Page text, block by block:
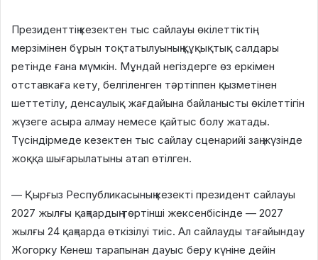
Президенттің кезектен тыс сайлауы өкілеттіктің
мерзімінен бұрын тоқтатылуының құқықтық салдары
ретінде ғана мүмкін. Мұндай негіздерге өз еркімен
отставкаға кету, белгіленген тәртіппен қызметінен
шеттетілу, денсаулық жағдайына байланысты өкілеттігін
жүзеге асыра алмау немесе қайтыс болу жатады.
Түсіндірмеде кезектен тыс сайлау сценарийі заң жүзінде
жоққа шығарылатыны атап өтілген.
— Қырғыз Республикасының кезекті президент сайлауы
2027 жылғы қаңтардың төртінші жексенбісінде — 2027
жылғы 24 қаңтарда өткізілуі тиіс. Ал сайлауды тағайындау
Жогорку Кенеш тарапынан дауыс беру күніне дейін